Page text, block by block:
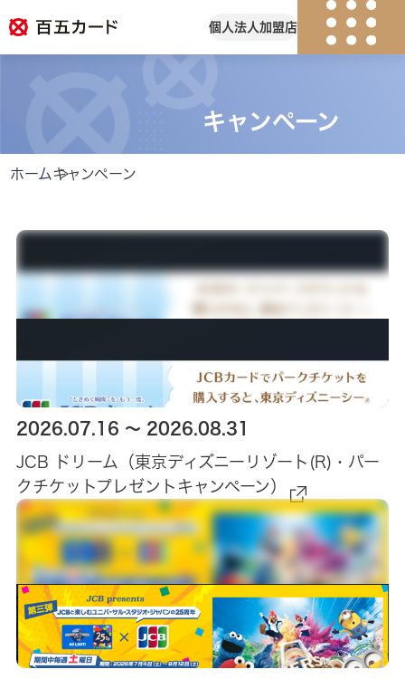
個人 法人加盟店
キャンペーン
カード一覧
カードのサービス
法人のお客様 加盟店のお客様
お知らせ
会社案内
採用情報
お問い合わせ
キャンペーン
ホームキャンペーン
2026.07.16 ～ 2026.08.31
JCB ドリーム（東京ディズニーリゾート(R)・パー
クチケットプレゼントキャンペーン）